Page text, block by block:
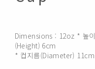
Dimensions : 12oz * 높이
(Height) 6cm
* 컵지름(Diameter) 11cm